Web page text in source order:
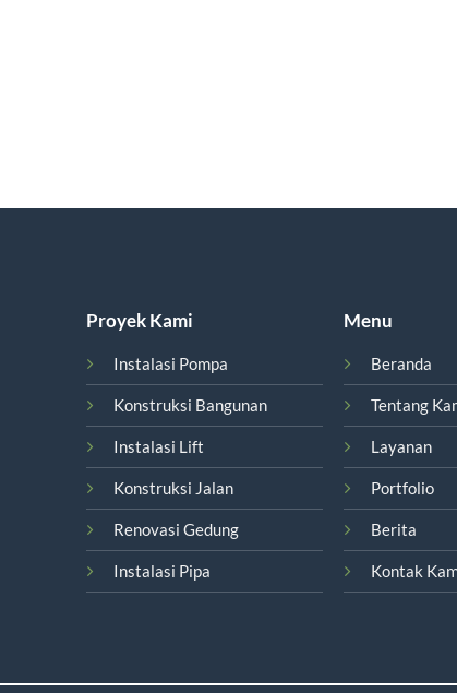
Proyek Kami
Instalasi Pompa
Konstruksi Bangunan
Instalasi Lift
Konstruksi Jalan
Renovasi Gedung
Instalasi Pipa
Menu
Beranda
Tentang
Layanan
Portfolio
Berita
Kontak